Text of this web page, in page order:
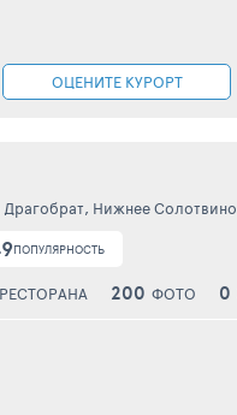
ОЦЕНИТЕ КУРОРТ
Драгобрат, Нижнее Солотвино
ПОПУЛЯРНОСТЬ
РЕСТОРАНА 200 ФОТО 0